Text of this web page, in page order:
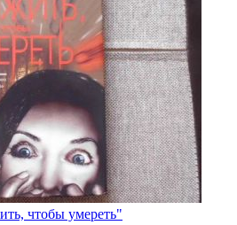
чтобы умереть"